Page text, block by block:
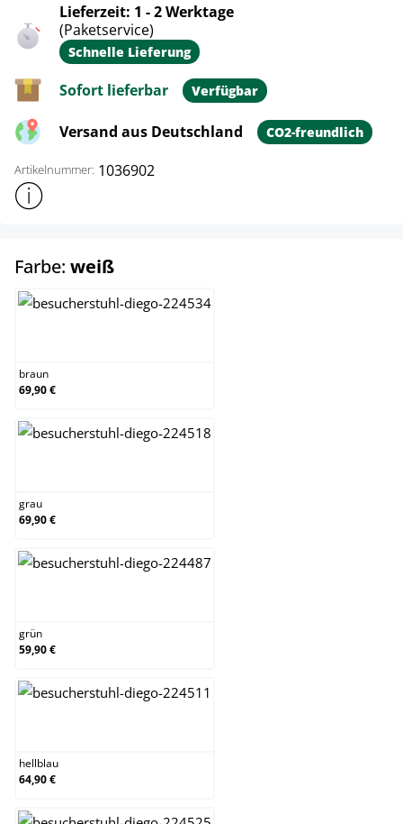
Lieferzeit: 1 - 2 Werktage
(Paketservice)
Schnelle Lieferung
Sofort lieferbar Verfügbar
Versand aus Deutschland CO2-freundlich
Artikelnummer: 1036902
Weitere Produktinformationen anzeigen
Farbe: weißauswählen
braun
69,90 €
grau
69,90 €
grün
59,90 €
hellblau
64,90 €